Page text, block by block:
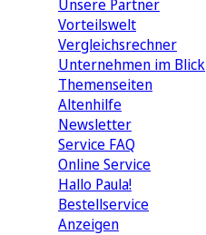
Unsere Partner
Vorteilswelt
Vergleichsrechner
Unternehmen im Blick
Themenseiten
Altenhilfe
Newsletter
Service FAQ
Online Service
Hallo Paula!
Bestellservice
Anzeigen